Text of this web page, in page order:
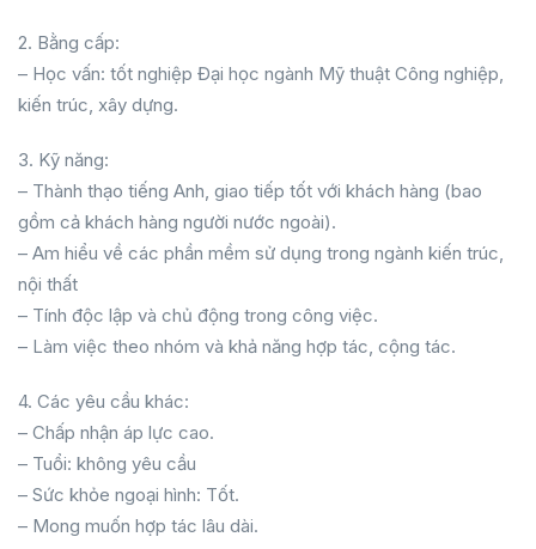
2. Bằng cấp:
– Học vấn: tốt nghiệp Đại học ngành Mỹ thuật Công nghiệp,
kiến trúc, xây dựng.
3. Kỹ năng:
– Thành thạo tiếng Anh, giao tiếp tốt với khách hàng (bao
gồm cả khách hàng người nước ngoài).
– Am hiểu về các phần mềm sử dụng trong ngành kiến trúc,
nội thất
– Tính độc lập và chủ động trong công việc.
– Làm việc theo nhóm và khả năng hợp tác, cộng tác.
4. Các yêu cầu khác:
– Chấp nhận áp lực cao.
– Tuổi: không yêu cầu
– Sức khỏe ngoại hình: Tốt.
– Mong muốn hợp tác lâu dài.